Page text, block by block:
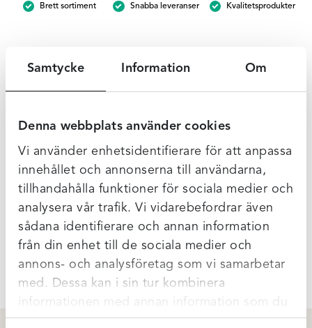
Samtycke Information Om
Denna webbplats använder cookies
Vi använder enhetsidentifierare för att anpassa
innehållet och annonserna till användarna,
tillhandahålla funktioner för sociala medier och
analysera vår trafik. Vi vidarebefordrar även
sådana identifierare och annan information
från din enhet till de sociala medier och
annons- och analysföretag som vi samarbetar
med. Dessa kan i sin tur kombinera
informationen med annan information som du
har tillhandahållit eller som de har samlat in
grå
Brett sortiment Snabba leveranser Kvalitetsprodukter
Cotton serie. En tai trosa med bred resår i midjan och med
Calvin Klein logga.
53% Bomull, 35% Modal, 12% Elastan
(Kan vara längre leveranstider på Calvin Klein just nu)
Ytterligare Information